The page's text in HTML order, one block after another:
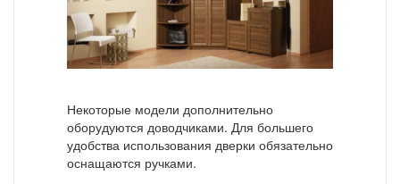
Некоторые модели дополнительно
оборудуются доводчиками. Для большего
удобства использования дверки обязательно
оснащаются ручками.